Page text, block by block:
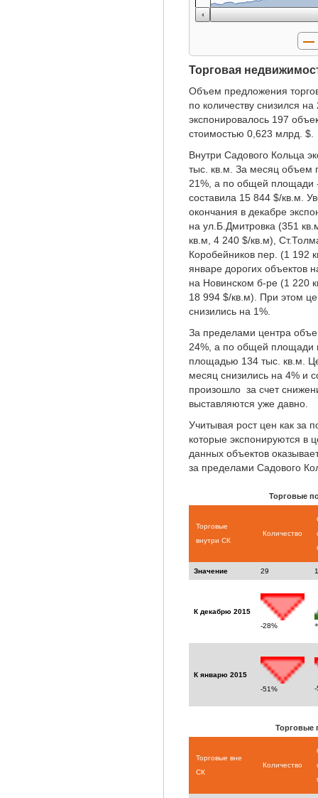
Торговая
Объем предложения
по количеству снизился
экспонировалось 197
стоимостью 0,623 млрд. $.
Внутри Садового Кольца
тыс. кв.м. За месяц объем
21%, а по общей площади
составила 15 844 $/кв.м.
окончания в декабре
на ул.Б.Дмитровка (351
кв.м, 4 240 $/кв.м),
Коробейников пер. (1 192
январе дорогих объектов
на Новинском б-ре (1 220
18 994 $/кв.м). При этом
снизились на 1%.
За пределами центра
24%, а по общей площади
площадью 134 тыс. кв.м.
месяц снизились на 4% и
произошло за счет
выставляются уже давно.
Учитывая рост цен как за
которые экспонируются в
данных объектов
за пределами Садового
Торговые
Торговые
внутри СК
Количество
Значение 29
К декабрю 2015
-28%
К январю 2015
-51%
-
Торговые
Торговые вне
СК
Количество